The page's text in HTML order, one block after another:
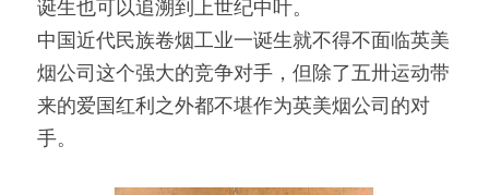
诞生也可以追溯到上世纪中叶。
中国近代民族卷烟工业一诞生就不得不面临英美
烟公司这个强大的竞争对手，但除了五卅运动带
来的爱国红利之外都不堪作为英美烟公司的对
手。